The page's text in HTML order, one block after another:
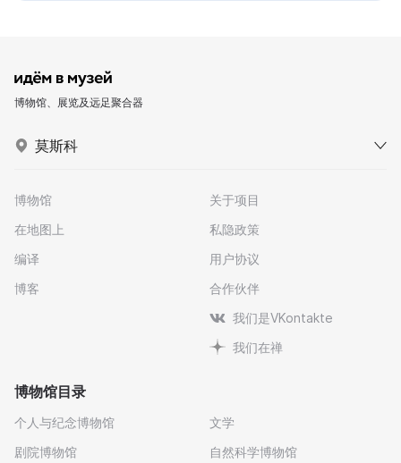
博物馆、展览及远足聚合器
莫斯科
博物馆
在地图上
编译
博客
关于项目
私隐政策
用户协议
合作伙伴
我们是VKontakte
我们在禅
博物馆目录
个人与纪念博物馆
剧院博物馆
文学
自然科学博物馆